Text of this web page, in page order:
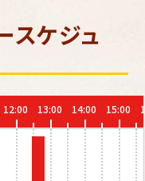
スケジュ
12:00 13:00 14:00 15:00